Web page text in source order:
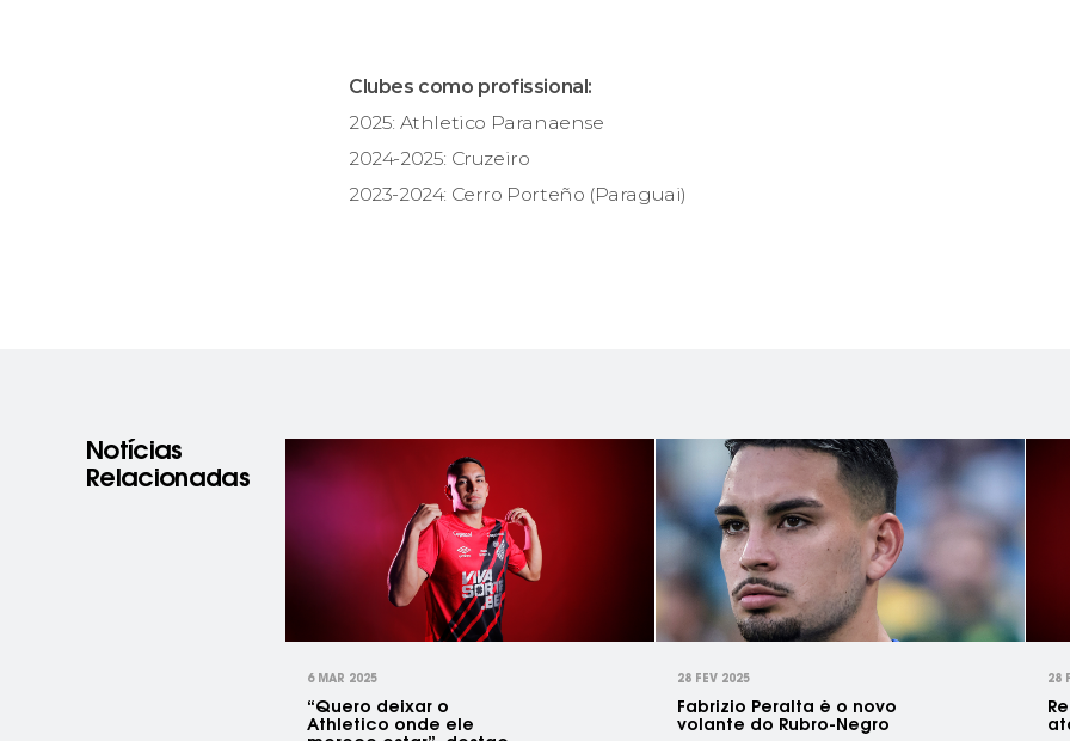
Clubes como profissional:
2025: Athletico Paranaense
2024-2025: Cruzeiro
2023-2024: Cerro Porteño (Paraguai)
Notícias
Relacionadas
6 MAR 2025
“Quero deixar o
Athletico onde ele
28 FEV 2025
Fabrizio Peralta é o novo
volante do Rubro-Negro
28